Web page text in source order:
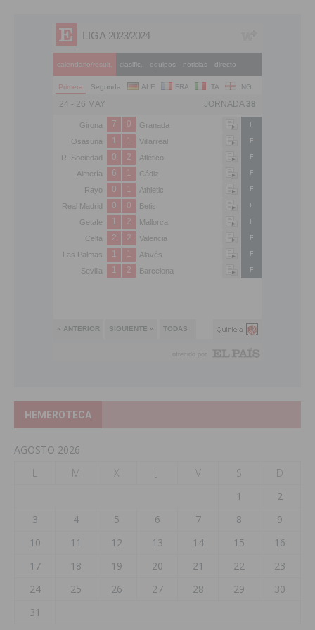
HEMEROTECA
AGOSTO 2026
L
M X J V S
D
1
2
3
4 5 6 7 8
9
10
11 12 13 14 15
16
17
18 19 20 21 22
23
24
25 26 27 28 29
30
31